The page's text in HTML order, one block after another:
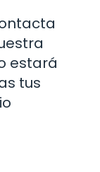
estará
tus